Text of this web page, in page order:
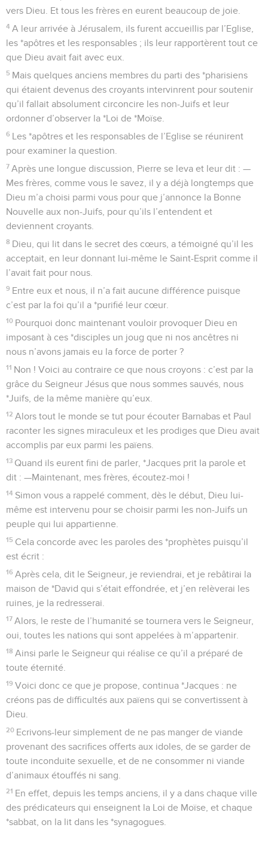
vers Dieu. Et tous les frères en eurent beaucoup de joie.
4 A leur arrivée à Jérusalem, ils furent accueillis par l’Eglise,
les *apôtres et les responsables ; ils leur rapportèrent tout ce
que Dieu avait fait avec eux.
5 Mais quelques anciens membres du parti des *pharisiens
qui étaient devenus des croyants intervinrent pour soutenir
qu’il fallait absolument circoncire les non-Juifs et leur
ordonner d’observer la *Loi de *Moïse.
6 Les *apôtres et les responsables de l’Eglise se réunirent
pour examiner la question.
7 Après une longue discussion, Pierre se leva et leur dit : —
Mes frères, comme vous le savez, il y a déjà longtemps que
Dieu m’a choisi parmi vous pour que j’annonce la Bonne
Nouvelle aux non-Juifs, pour qu’ils l’entendent et
deviennent croyants.
8 Dieu, qui lit dans le secret des cœurs, a témoigné qu’il les
acceptait, en leur donnant lui-même le Saint-Esprit comme il
l’avait fait pour nous.
9 Entre eux et nous, il n’a fait aucune différence puisque
c’est par la foi qu’il a *purifié leur cœur.
10 Pourquoi donc maintenant vouloir provoquer Dieu en
imposant à ces *disciples un joug que ni nos ancêtres ni
nous n’avons jamais eu la force de porter ?
11 Non ! Voici au contraire ce que nous croyons : c’est par la
grâce du Seigneur Jésus que nous sommes sauvés, nous
*Juifs, de la même manière qu’eux.
12 Alors tout le monde se tut pour écouter Barnabas et Paul
raconter les signes miraculeux et les prodiges que Dieu avait
accomplis par eux parmi les païens.
13 Quand ils eurent fini de parler, *Jacques prit la parole et
dit : —Maintenant, mes frères, écoutez-moi !
14 Simon vous a rappelé comment, dès le début, Dieu lui-
même est intervenu pour se choisir parmi les non-Juifs un
peuple qui lui appartienne.
15 Cela concorde avec les paroles des *prophètes puisqu’il
est écrit :
16 Après cela, dit le Seigneur, je reviendrai, et je rebâtirai la
maison de *David qui s’était effondrée, et j’en relèverai les
ruines, je la redresserai.
17 Alors, le reste de l’humanité se tournera vers le Seigneur,
oui, toutes les nations qui sont appelées à m’appartenir.
18 Ainsi parle le Seigneur qui réalise ce qu’il a préparé de
toute éternité.
19 Voici donc ce que je propose, continua *Jacques : ne
créons pas de difficultés aux païens qui se convertissent à
Dieu.
20 Ecrivons-leur simplement de ne pas manger de viande
provenant des sacrifices offerts aux idoles, de se garder de
toute inconduite sexuelle, et de ne consommer ni viande
d’animaux étouffés ni sang.
21 En effet, depuis les temps anciens, il y a dans chaque ville
des prédicateurs qui enseignent la Loi de Moïse, et chaque
*sabbat, on la lit dans les *synagogues.